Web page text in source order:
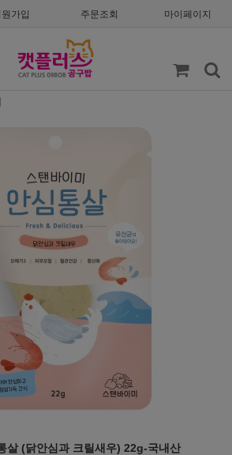
원가입 주문조회 마이페이지
살 (닭안심과 크릴새우) 22g-국내산